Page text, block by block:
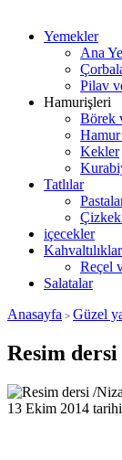
Yemekler
Ana
Pilav
Hamurişleri
Börek
Hamur
Kekler
Tatlılar
içecekler
Kahvaltılıklar
Reçel
Salatalar
Anasayfa > Güzel
Resim
13 Ekim 2014